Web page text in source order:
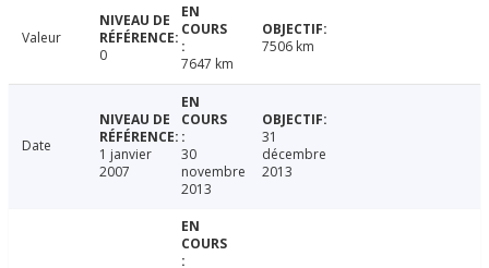
Valeur
0
7647 km
7506 km
Date
1 janvier
2007
30
novembre
2013
31
décembre
2013